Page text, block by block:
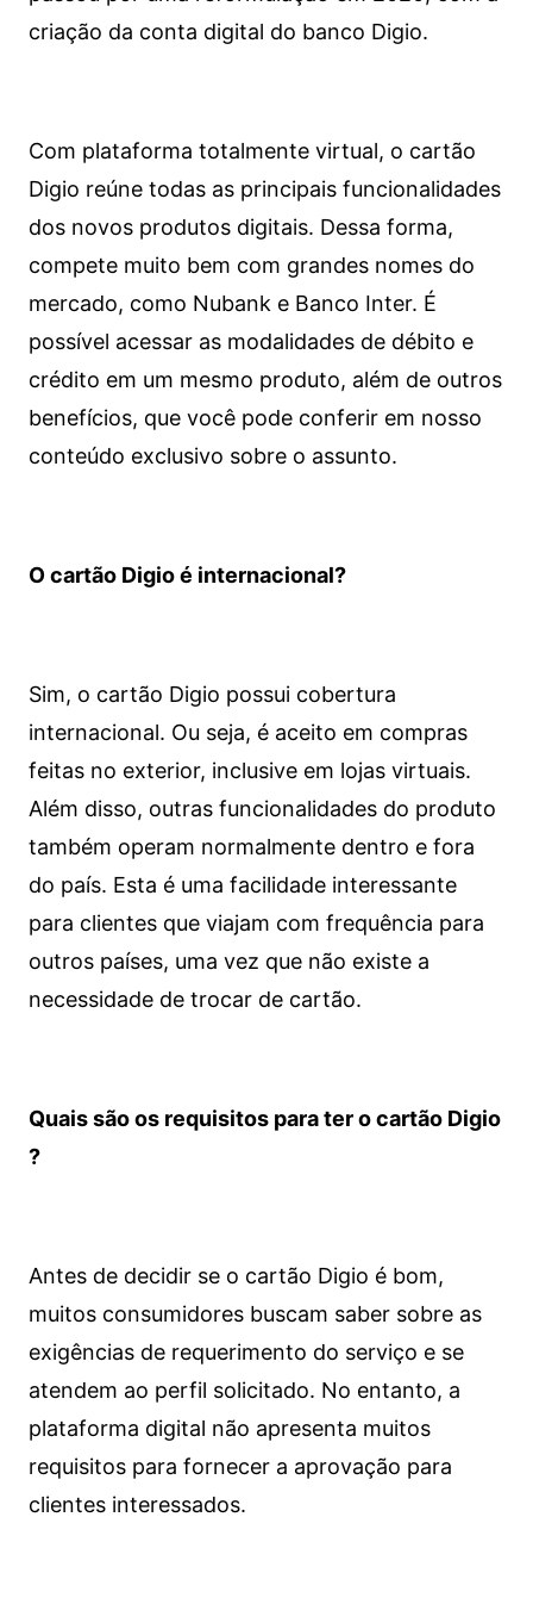
criação da conta digital do banco Digio.
Com plataforma totalmente virtual, o cartão
Digio reúne todas as principais funcionalidades
dos novos produtos digitais. Dessa forma,
compete muito bem com grandes nomes do
mercado, como Nubank e Banco Inter. É
possível acessar as modalidades de débito e
crédito em um mesmo produto, além de outros
benefícios, que você pode conferir em nosso
conteúdo exclusivo sobre o assunto.
O cartão Digio é internacional?
Sim, o cartão Digio possui cobertura
internacional. Ou seja, é aceito em compras
feitas no exterior, inclusive em lojas virtuais.
Além disso, outras funcionalidades do produto
também operam normalmente dentro e fora
do país. Esta é uma facilidade interessante
para clientes que viajam com frequência para
outros países, uma vez que não existe a
necessidade de trocar de cartão.
Quais são os requisitos para ter o cartão Digio
?
Antes de decidir se o cartão Digio é bom,
muitos consumidores buscam saber sobre as
exigências de requerimento do serviço e se
atendem ao perfil solicitado. No entanto, a
plataforma digital não apresenta muitos
requisitos para fornecer a aprovação para
clientes interessados.